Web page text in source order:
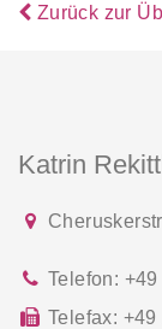
Zurück zur
Katrin
Telefon:
Telefax: +49